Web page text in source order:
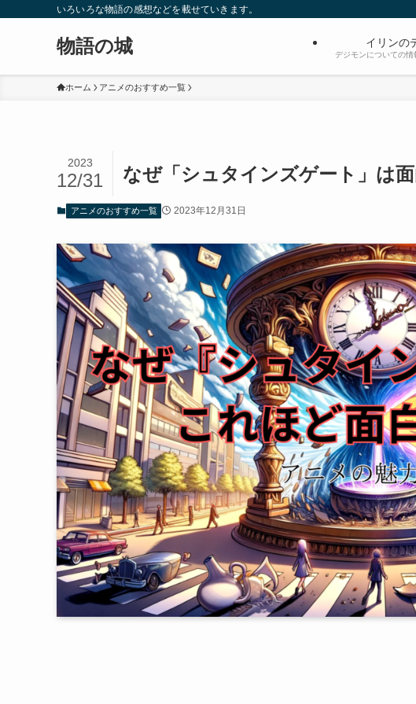
いろいろな物語の感想などを載せていきます。
物語の城 イリンの
デジモンについての情
ホーム アニメのおすすめ一覧
なぜ「シュタインズゲート」は
2023
12/31
アニメのおすすめ一覧 2023年12月31日